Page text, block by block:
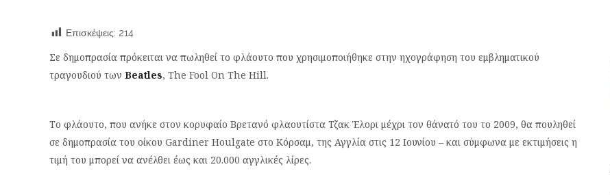
Επισκέψεις: 214
Σε δημοπρασία πρόκειται να πωληθεί το φλάουτο που χρησιμοποιήθηκε στην ηχογράφηση του εμβληματικού
τραγουδιού των Beatles, The Fool On The Hill.
Το φλάουτο, που ανήκε στον κορυφαίο Βρετανό φλαουτίστα Τζακ Έλορι μέχρι τον θάνατό του το 2009, θα πουληθεί
σε δημοπρασία του οίκου Gardiner Houlgate στο Κόρσαμ, της Αγγλία στις 12 Ιουνίου – και σύμφωνα με εκτιμήσεις η
τιμή του μπορεί να ανέλθει έως και 20.000 αγγλικές λίρες.